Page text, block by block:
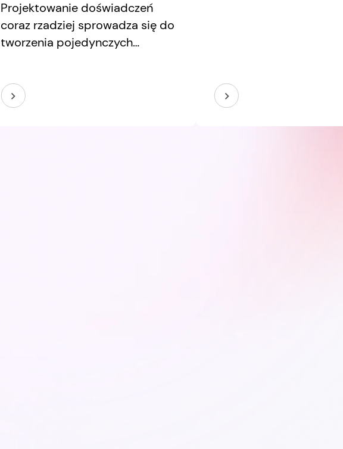
Projektowanie doświadczeń
coraz rzadziej sprowadza się do
tworzenia pojedynczych
Coraz częściej wymaga
spojrzenia na użytkowników,